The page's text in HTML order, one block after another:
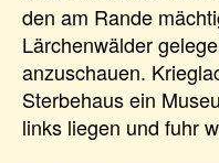
den am Rande
Lärchenwälder
anzuschauen.
Sterbehaus ein
links liegen und fuhr